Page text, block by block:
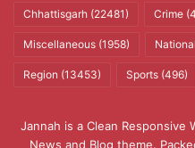
Chhattisgarh (22481) Crime
Miscellaneous (1958) National
Region (13453) Sports (496)
Jannah is a Clean Responsive
News and Blog theme.